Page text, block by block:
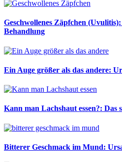
Geschwollenes Zäpfchen
Behandlung
Ein Auge größer als das andere:
Kann man Lachshaut essen?: Das
Bitterer Geschmack im Mund: